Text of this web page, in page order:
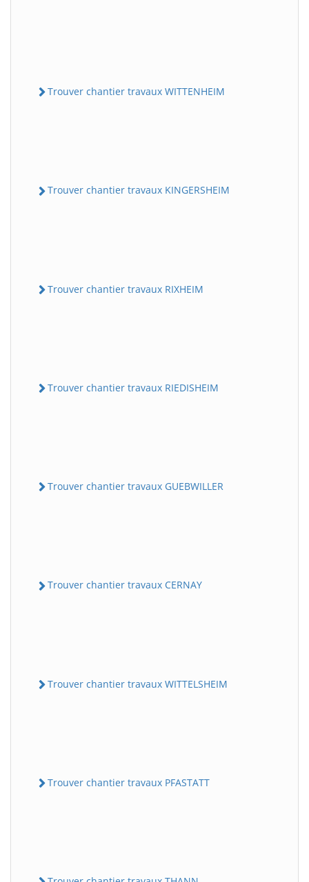
Trouver chantier travaux WITTENHEIM
Trouver chantier travaux KINGERSHEIM
Trouver chantier travaux RIXHEIM
Trouver chantier travaux RIEDISHEIM
Trouver chantier travaux GUEBWILLER
Trouver chantier travaux CERNAY
Trouver chantier travaux WITTELSHEIM
Trouver chantier travaux PFASTATT